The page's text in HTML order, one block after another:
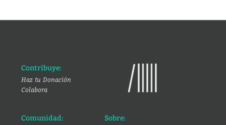
Contribuye:
Haz tu Donación
Colabora
Comunidad: Sobre: